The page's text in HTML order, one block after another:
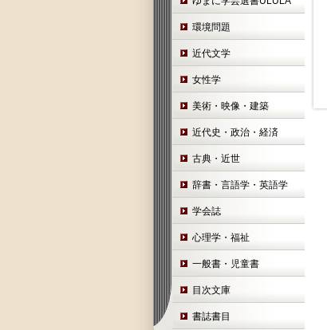
環境問題
近代文学
女性学
美術・映像・建築
近代史・政治・経済
古典・近世
辞書・言語学・英語学
学会誌
心理学・福祉
一般書・児童書
目次文庫
書誌書目